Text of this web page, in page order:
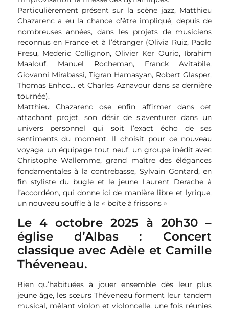
Particulièrement présent sur la scène jazz, Matthieu
Chazarenc a eu la chance d’être impliqué, depuis de
nombreuses années, dans les projets de musiciens
reconnus en France et à l’étranger (Olivia Ruiz, Paolo
Fresu, Mederic Collignon, Olivier Ker Ourio, Ibrahim
Maalouf, Manuel Rocheman, Franck Avitabile,
Giovanni Mirabassi, Tigran Hamasyan, Robert Glasper,
Thomas Enhco… et Charles Aznavour dans sa dernière
tournée).
Matthieu Chazarenc ose enfin affirmer dans cet
attachant projet, son désir de s’aventurer dans un
univers personnel qui soit l’exact écho de ses
sentiments du moment. Il choisit pour ce nouveau
voyage, un équipage tout neuf, un groupe inédit avec
Christophe Wallemme, grand maître des élégances
fondamentales à la contrebasse, Sylvain Gontard, en
fin styliste du bugle et le jeune Laurent Derache à
l’accordéon, qui donne ici de manière libre et lyrique,
un nouveau souffle à la « boîte à frissons »
Le 4 octobre 2025 à 20h30 –
église d’Albas : Concert
classique avec Adèle et Camille
Théveneau.
Bien qu’habituées à jouer ensemble dès leur plus
jeune âge, les sœurs Théveneau forment leur tandem
musical, mêlant violon et violoncelle, une fois réunies